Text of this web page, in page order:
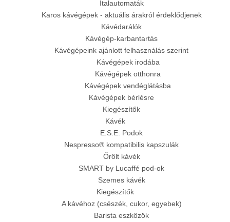
Italautomaták
Karos kávégépek - aktuális árakról érdeklődjenek
Kávédarálók
Kávégép-karbantartás
Kávégépeink ajánlott felhasználás szerint
Kávégépek irodába
Kávégépek otthonra
Kávégépek vendéglátásba
Kávégépek bérlésre
Kiegészítők
Kávék
E.S.E. Podok
Nespresso® kompatibilis kapszulák
Őrölt kávék
SMART by Lucaffé pod-ok
Szemes kávék
Kiegészítők
A kávéhoz (csészék, cukor, egyebek)
Barista eszközök